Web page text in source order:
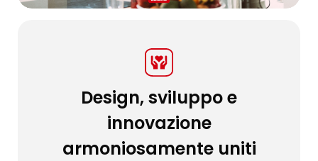
Design, sviluppo e
innovazione
armoniosamente uniti